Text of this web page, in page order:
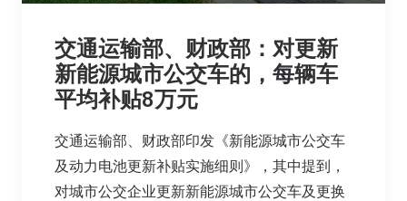
交通运输部、财政部：对更新
新能源城市公交车的，每辆车
平均补贴8万元
交通运输部、财政部印发《新能源城市公交车
及动力电池更新补贴实施细则》，其中提到，
对城市公交企业更新新能源城市公交车及更换